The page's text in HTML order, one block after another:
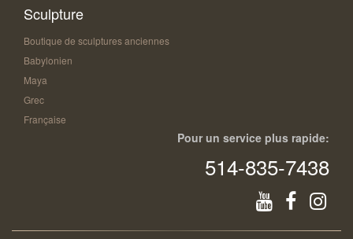
Sculpture
Boutique de sculptures anciennes
Babylonien
Maya
Grec
Française
Pour un service plus rapide:
514-835-7438